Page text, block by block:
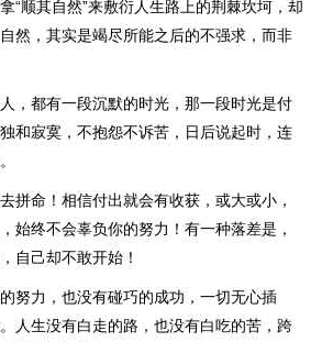
“顺其自然”来敷衍人生路上的荆棘坎坷，却
然，其实是竭尽所能之后的不强求，而非
，都有一段沉默的时光，那一段时光是付
和寂寞，不抱怨不诉苦，日后说起时，连
拼命！相信付出就会有收获，或大或小，
始终不会辜负你的努力！有一种落差是，
自己却不敢开始！
努力，也没有碰巧的成功，一切无心插
人生没有白走的路，也没有白吃的苦，跨